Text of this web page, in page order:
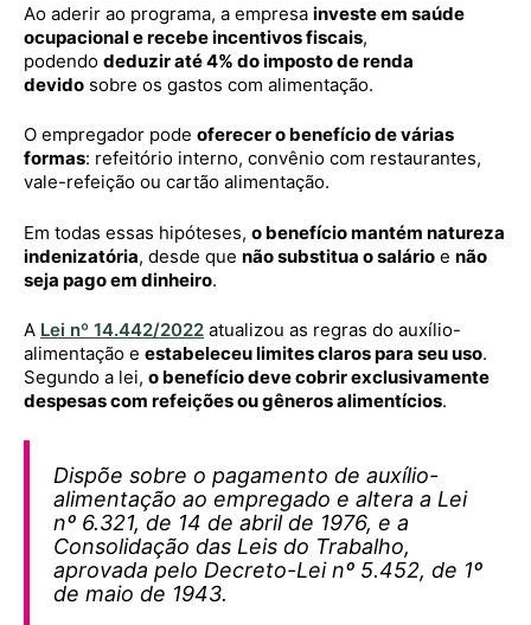
Ao aderir ao programa, a empresa investe em saúde
ocupacional e recebe incentivos fiscais,
podendo deduzir até 4% do imposto de renda
devido sobre os gastos com alimentação.
O empregador pode oferecer o benefício de várias
formas: refeitório interno, convênio com restaurantes,
vale-refeição ou cartão alimentação.
Em todas essas hipóteses, o benefício mantém natureza
indenizatória, desde que não substitua o salário e não
seja pago em dinheiro.
A Lei nº 14.442/2022 atualizou as regras do auxílio-
alimentação e estabeleceu limites claros para seu uso.
Segundo a lei, o benefício deve cobrir exclusivamente
despesas com refeições ou gêneros alimentícios.
Dispõe sobre o pagamento de auxílio-
alimentação ao empregado e altera a Lei
nº 6.321, de 14 de abril de 1976, e a
Consolidação das Leis do Trabalho,
aprovada pelo Decreto-Lei nº 5.452, de 1º
de maio de 1943.